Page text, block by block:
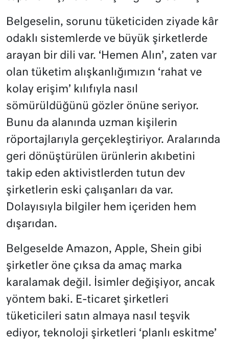
Belgeselin, sorunu tüketiciden ziyade kâr
odaklı sistemlerde ve büyük şirketlerde
arayan bir dili var. ‘Hemen Alın’, zaten var
olan tüketim alışkanlığımızın ‘rahat ve
kolay erişim’ kılıfıyla nasıl
sömürüldüğünü gözler önüne seriyor.
Bunu da alanında uzman kişilerin
röportajlarıyla gerçekleştiriyor. Aralarında
geri dönüştürülen ürünlerin akıbetini
takip eden aktivistlerden tutun dev
şirketlerin eski çalışanları da var.
Dolayısıyla bilgiler hem içeriden hem
dışarıdan.
Belgeselde Amazon, Apple, Shein gibi
şirketler öne çıksa da amaç marka
karalamak değil. İsimler değişiyor, ancak
yöntem baki. E-ticaret şirketleri
tüketicileri satın almaya nasıl teşvik
ediyor, teknoloji şirketleri ‘planlı eskitme’